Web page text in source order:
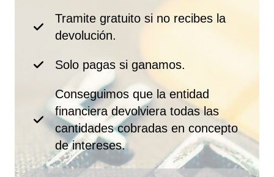
Tramite gratuito si no recibes la
devolución.
Solo pagas si ganamos.
Conseguimos que la entidad
financiera devolviera todas las
cantidades cobradas en concepto
de intereses.